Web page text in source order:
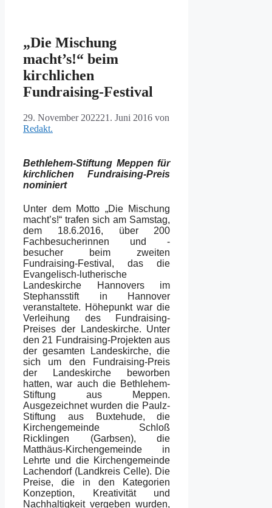
„Die Mischung
macht’s!“ beim
kirchlichen
Fundraising-Festival
29. November 202221. Juni 2016 von
Redakt.
Bethlehem-Stiftung Meppen für
kirchlichen Fundraising-Preis
nominiert
Unter dem Motto „Die Mischung
macht’s!“ trafen sich am Samstag,
dem 18.6.2016, über 200
Fachbesucherinnen und -
besucher beim zweiten
Fundraising-Festival, das die
Evangelisch-lutherische
Landeskirche Hannovers im
Stephansstift in Hannover
veranstaltete. Höhepunkt war die
Verleihung des Fundraising-
Preises der Landeskirche. Unter
den 21 Fundraising-Projekten aus
der gesamten Landeskirche, die
sich um den Fundraising-Preis
der Landeskirche beworben
hatten, war auch die Bethlehem-
Stiftung aus Meppen.
Ausgezeichnet wurden die Paulz-
Stiftung aus Buxtehude, die
Kirchengemeinde Schloß
Ricklingen (Garbsen), die
Matthäus-Kirchengemeinde in
Lehrte und die Kirchengemeinde
Lachendorf (Landkreis Celle). Die
Preise, die in den Kategorien
Konzeption, Kreativität und
Nachhaltigkeit vergeben wurden,